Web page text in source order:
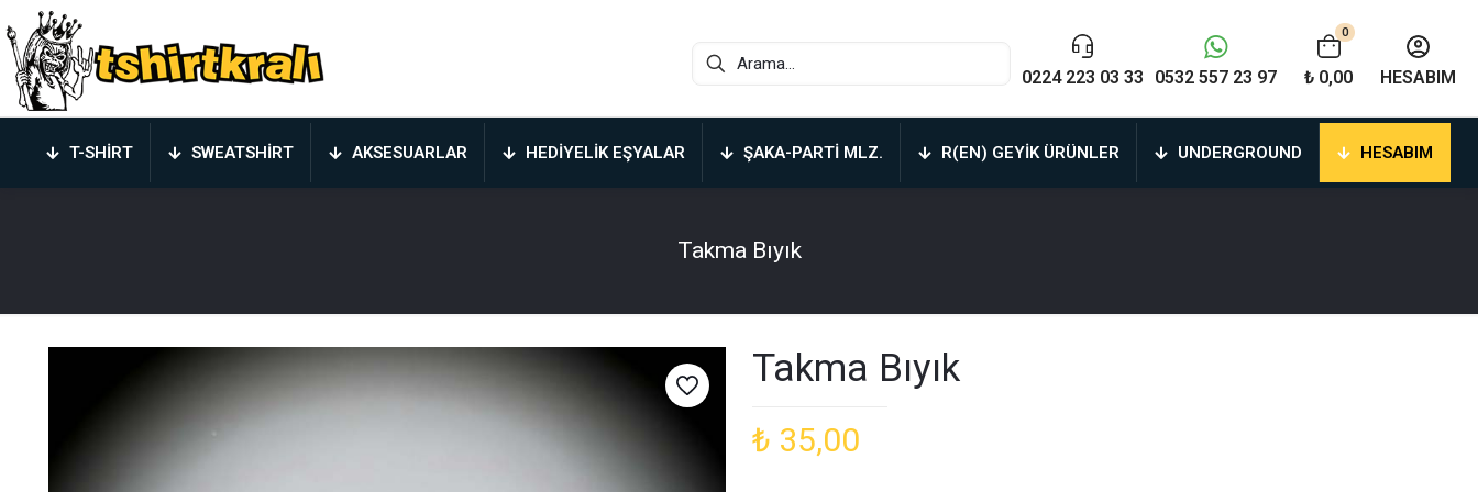
0224 223 03 33 0532 557 23 97
0
₺ 0,00 HESABIM
T-SHIRT SWEATSHIRT AKSESUARLAR HEDIYELIK EŞYALAR ŞAKA-PARTI MLZ. R(EN) GEYIK ÜRÜNLER UNDERGROUND HESABIM
Takma Bıyık
Takma Bıyık
₺ 35,00